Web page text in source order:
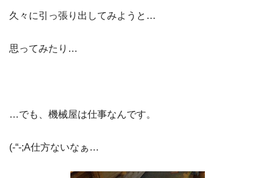
久々に引っ張り出してみようと…
思ってみたり…
…でも、機械屋は仕事なんです。
(-“-;A仕方ないなぁ…